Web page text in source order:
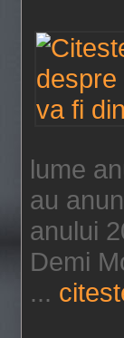
lume
au
anului
Demi
...